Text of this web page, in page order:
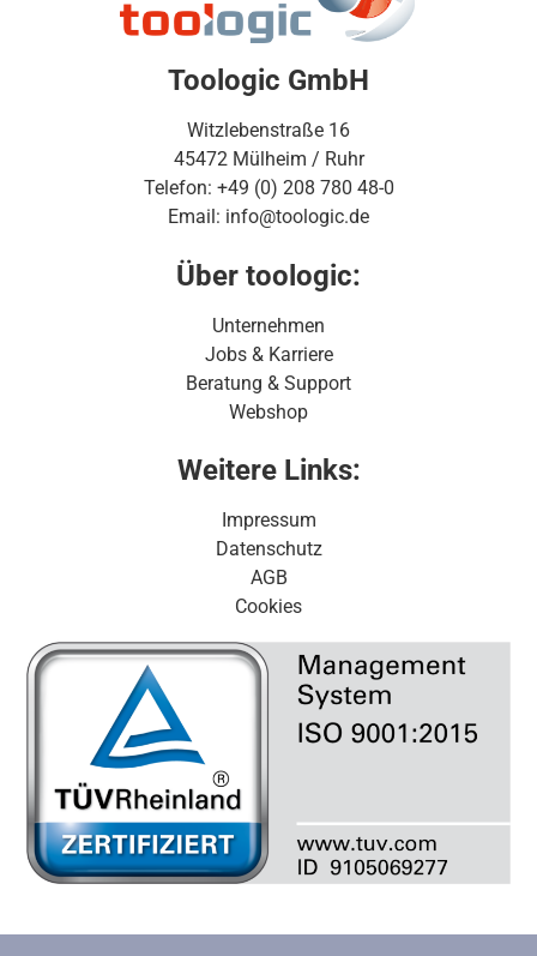
Toologic GmbH
Witzlebenstraße 16
45472 Mülheim / Ruhr
Telefon: +49 (0) 208 780 48-0
Email: info@toologic.de
Über toologic:
Unternehmen
Jobs & Karriere
Beratung & Support
Webshop
Weitere Links:
Impressum
Datenschutz
AGB
Cookies